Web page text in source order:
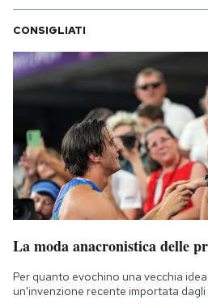
Area Personale
Newsletter
Notifiche mobile
Regala il Post
Hai bisogno di aiuto?
Esci
CONSIGLIATI
La moda anacronistica delle
Per quanto evochino una vecchia
un'invenzione recente importata dagli